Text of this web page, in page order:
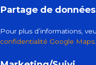
Partage de données
Pour plus d’informations,
confidentialité Google Maps